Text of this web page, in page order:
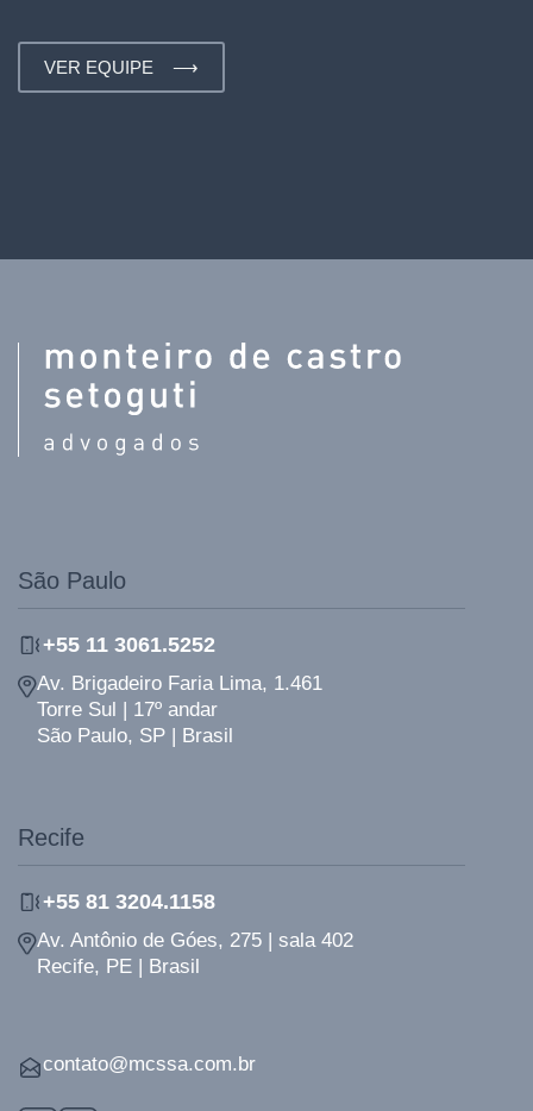
VER EQUIPE ⟶
São Paulo
+55 11 3061.5252
Av. Brigadeiro Faria Lima, 1.461
Torre Sul | 17º andar
São Paulo, SP | Brasil
Recife
+55 81 3204.1158
Av. Antônio de Góes, 275 | sala 402
Recife, PE | Brasil
contato@mcssa.com.br